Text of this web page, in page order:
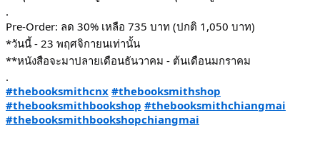
.
Pre-Order: ลด 30% เหลือ 735 บาท (ปกติ 1,050 บาท)
*วันนี้ - 23 พฤศจิกายนเท่านั้น
**หนังสือจะมาปลายเดือนธันวาคม - ต้นเดือนมกราคม
.
#thebooksmithcnx #thebooksmithshop
#thebooksmithbookshop #thebooksmithchiangmai
#thebooksmithbookshopchiangmai